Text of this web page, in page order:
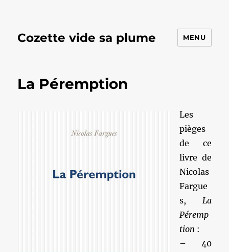
Cozette vide sa plume MENU
La Péremption
Les
pièges
de ce
livre de
Nicolas
Fargue
s, La
Péremp
tion :
– 40